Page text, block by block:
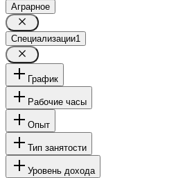
Аграрное
Специализации1
График
Рабочие часы
Опыт
Тип занятости
Уровень дохода